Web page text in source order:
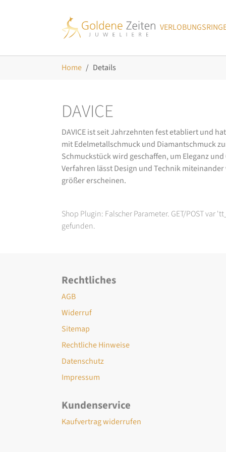
Home Details
DAVICE
DAVICE ist seit Jahrzehnten fest etabliert und
mit Edelmetallschmuck und Diamantschmuck
Schmuckstück wird geschaffen, um Eleganz
Verfahren lässt Design und Technik
größer erscheinen.
Shop Plugin: Falscher Parameter. GET/POST
gefunden.
Rechtliches
AGB
Widerruf
Sitemap
Rechtliche Hinweise
Datenschutz
Impressum
Kundenservice
Kaufvertrag widerrufen